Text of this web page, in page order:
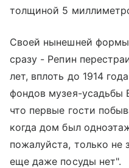
толщиной 5
Своей нынешней формы
сразу - Репин
лет, вплоть до 1914
фондов музея-усадьбы
что первые гости
когда дом был
пожалуйста, только не
еще даже посуды нет".